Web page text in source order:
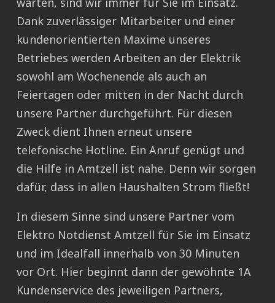
Dank zuverlässiger Mitarbeiter und einer
kundenorientierten Maxime unseres
Betriebes werden Arbeiten an der Elektrik
sowohl am Wochenende als auch an
Feiertagen oder mitten in der Nacht durch
unsere Partner durchgeführt. Für diesen
Zweck dient Ihnen erneut unsere
telefonische Hotline. Ein Anruf genügt und
die Hilfe in Amtzell ist nahe. Denn wir sorgen
dafür, dass in allen Haushalten Strom fließt!
In diesem Sinne sind unsere Partner vom
Elektro Notdienst Amtzell für Sie im Einsatz
und im Idealfall innerhalb von 30 Minuten
vor Ort. Hier beginnt dann der gewöhnte 1A
Kundenservice des jeweiligen Partners,